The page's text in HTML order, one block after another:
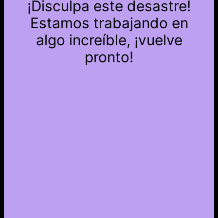
¡Disculpa este desastre!
Estamos trabajando en
algo increíble, ¡vuelve
pronto!